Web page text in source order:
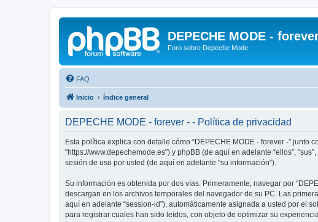
DEPECHE MODE -
Foro sobre Depeche Mode
FAQ
Inicio Índice general
DEPECHE MODE - forever - - Política de privacidad
Esta política explica con detalle cómo “DEPECHE MODE - forever -” junto
“https://www.depechemode.es”) y phpBB (de aquí en adelante “ellos”,
sesión de uso por usted (de aquí en adelante “su información”).
Su información es obtenida por dos vías. Primeramente, navegar por
descargan en los archivos temporales del navegador de su PC. Las
aquí en adelante “session-id”), automáticamente asignada a usted por el
para registrar cuales han sido leídos, con objeto de optimizar su